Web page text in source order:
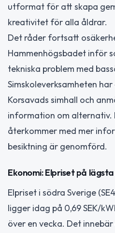
utformat för att skapa
kreativitet för alla åldrar.
Det råder fortsatt
Hammenhögsbadet inför
tekniska problem med
Simskoleverksamheten
Korsavads simhall och
information om alternativ.
återkommer med mer
besiktning är genomförd.
Ekonomi: Elpriset på
Elpriset i södra Sverige
ligger idag på 0,69 SEK/
över en vecka. Det